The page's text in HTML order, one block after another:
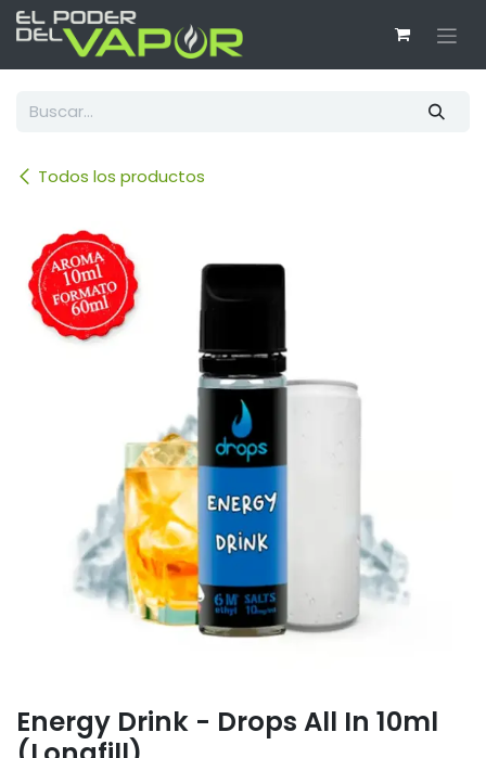
Ir al contenido
Todos los productos
Energy Drink - Drops All In 10ml